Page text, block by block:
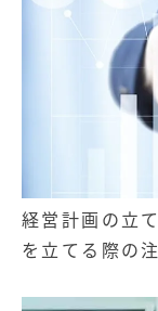
経営計画の立
を立てる際の